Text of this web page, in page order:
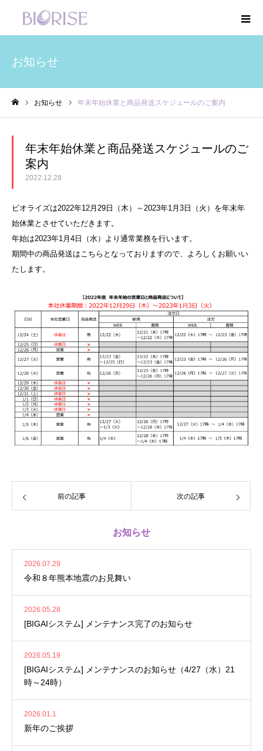
お知らせ
お知らせ 年末年始休業と商品発送スケジュールのご案内
年末年始休業と商品発送スケジュールのご
案内
2022.12.28
ビオライズは2022年12月29日（木）～2023年1月3日（火）を年末年
始休業とさせていただきます。
年始は2023年1月4日（水）より通常業務を行います。
期間中の商品発送はこちらとなっておりますので、よろしくお願いい
たします。
前の記事 次の記事
お知らせ
2026.07.29
令和８年熊本地震のお見舞い
2026.05.28
[BIGAIシステム] メンテナンス完了のお知らせ
2026.05.19
[BIGAIシステム] メンテナンスのお知らせ（4/27（水）21
時～24時）
2026.01.1
新年のご挨拶